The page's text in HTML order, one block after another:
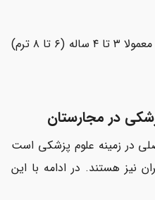
این دوره‌ها معمولا ۳ تا ۴ ساله (۶ تا ۸ ترم)
در مجارستان
در زمینه علوم پزشکی است
نیز هستند. در ادامه با این